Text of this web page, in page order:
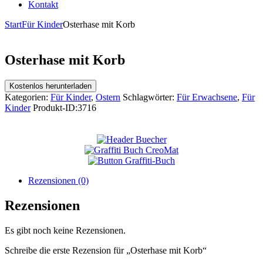
Kontakt
StartFür KinderOsterhase mit Korb
Osterhase mit Korb
Kostenlos herunterladen
Kategorien: Für Kinder, Ostern Schlagwörter: Für Erwachsene, Für
Kinder Produkt-ID:3716
Rezensionen (0)
Rezensionen
Es gibt noch keine Rezensionen.
Schreibe die erste Rezension für „Osterhase mit Korb“